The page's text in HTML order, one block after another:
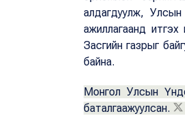
алдагдуулж,
ажиллагаанд
Засгийн газрыг
байна.
Монгол Улсын
баталгаажуулсан.